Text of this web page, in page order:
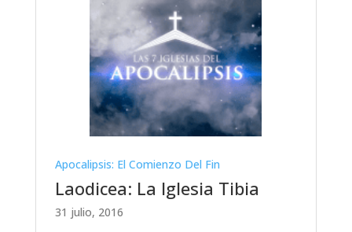
Apocalipsis: El Comienzo Del Fin
Laodicea: La Iglesia Tibia
31 julio, 2016